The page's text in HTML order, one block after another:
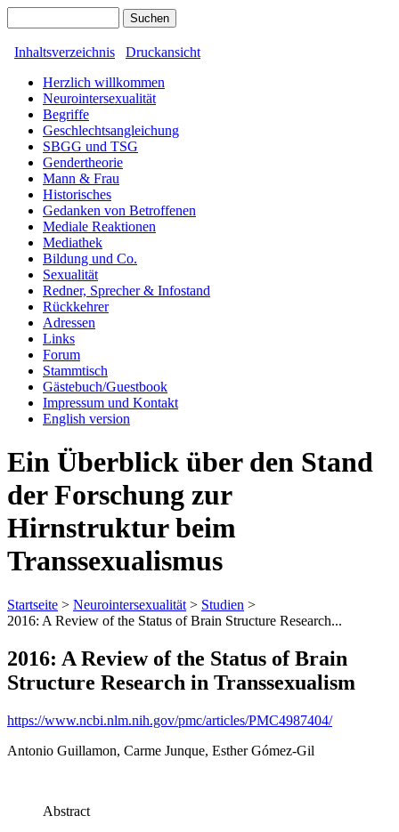
Inhaltsverzeichnis
Druckansicht
Herzlich willkommen
Neurointersexualität
Begriffe
Geschlechtsangleichung
SBGG und TSG
Gendertheorie
Mann & Frau
Historisches
Gedanken von Betroffenen
Mediale Reaktionen
Mediathek
Bildung und Co.
Sexualität
Redner, Sprecher & Infostand
Rückkehrer
Adressen
Links
Forum
Stammtisch
Gästebuch/Guestbook
Impressum und Kontakt
English version
Ein Überblick über den Stand
der Forschung zur
Hirnstruktur beim
Transsexualismus
Startseite > Neurointersexualität > Studien >
2016: A Review of the Status of Brain Structure Research...
2016: A Review of the Status of Brain
Structure Research in Transsexualism
https://www.ncbi.nlm.nih.gov/pmc/articles/PMC4987404/
Antonio Guillamon, Carme Junque, Esther Gómez-Gil
Abstract